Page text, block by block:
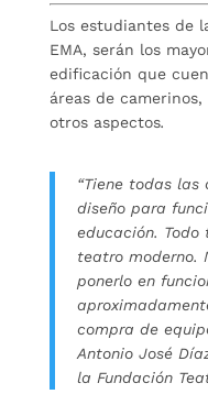
Los estudiantes de
EMA, serán los
edificación que
áreas de
otros aspectos.
“Tiene todas
diseño para
educación.
teatro moderno.
ponerlo en
compra de
Antonio José
la Fundación